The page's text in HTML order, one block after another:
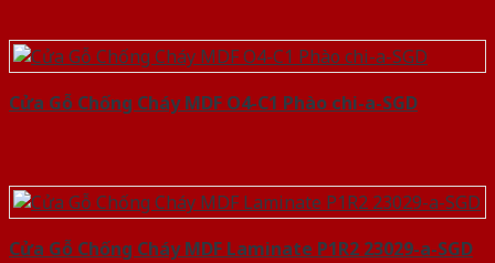
Cửa Gỗ Chống Cháy MDF O4-C1 Phào chi-a-SGD
Cửa Gỗ Chống Cháy MDF Laminate P1R2 23029-a-SGD